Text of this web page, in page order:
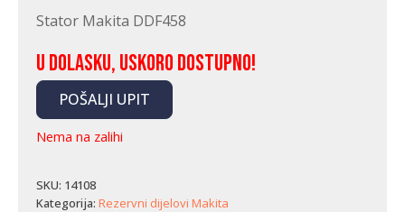
Stator Makita DDF458
U dolasku, uskoro dostupno!
POŠALJI UPIT
Nema na zalihi
SKU: 14108
Kategorija: Rezervni dijelovi Makita